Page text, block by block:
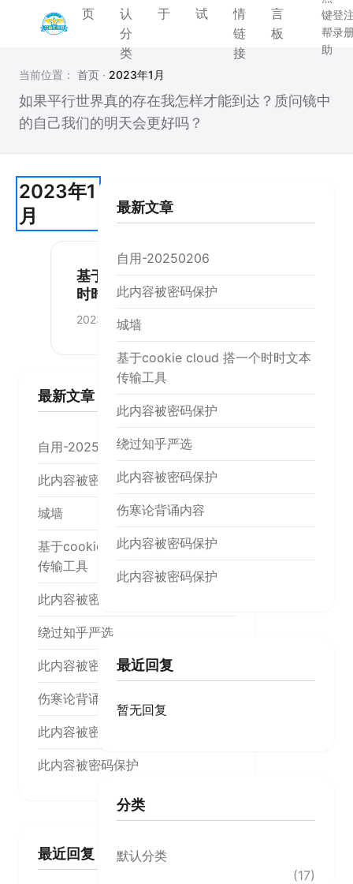
页
认
分
类
于
试
情
链
接
言
板
键
帮
助
登
录
当前位置： 首页 · 2023年1月
如果平行世界真的存在我怎样才能到达？质问镜中
的自己我们的明天会更好吗？
2023年1
月
基于cookie cloud 搭一个
时时文本传输工具
2023-01-22
最新文章
自用-20250206
此内容被密码保护
城墙
基于cookie cloud 搭一个时时文本
传输工具
此内容被密码保护
绕过知乎严选
此内容被密码保护
伤寒论背诵内容
此内容被密码保护
此内容被密码保护
最近回复
最新文章
自用-20250206
此内容被密码保护
城墙
基于cookie cloud 搭一个时时文本
传输工具
此内容被密码保护
绕过知乎严选
此内容被密码保护
伤寒论背诵内容
此内容被密码保护
此内容被密码保护
最近回复
暂无回复
分类
默认分类
(17)